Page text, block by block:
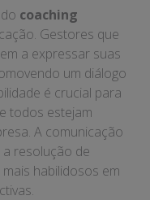
coaching
Gestores que
a expressar suas
um diálogo
é crucial para
todos estejam
A comunicação
resolução de
habilidosos em